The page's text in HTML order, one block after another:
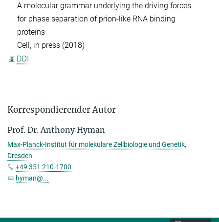
A molecular grammar underlying the driving forces
for phase separation of prion-like RNA binding
proteins
Cell, in press (2018)
DOI
Korrespondierender Autor
Prof. Dr. Anthony Hyman
Max-Planck-Institut für molekulare Zellbiologie und Genetik,
Dresden
+49 351 210-1700
hyman@...